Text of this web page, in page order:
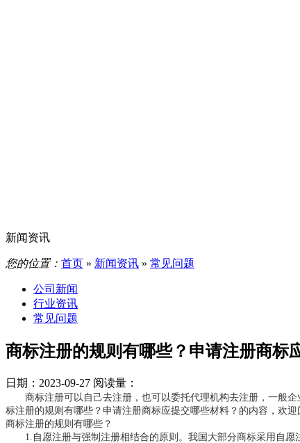
新闻资讯
您的位置： 首页 » 新闻资讯 » 常见问题
公司新闻
行业资讯
常见问题
商标注册的规则有哪些？申请注册商标
日期：2023-09-27 阅读量：
商标注册可以自己去注册，也可以委托代理机构去注册，一般企
标注册的规则有哪些？申请注册商标应提交哪些材料？的内容，欢迎
商标注册的规则有哪些？
1.自愿注册与强制注册相结合的原则。我国大部分商标采用自愿